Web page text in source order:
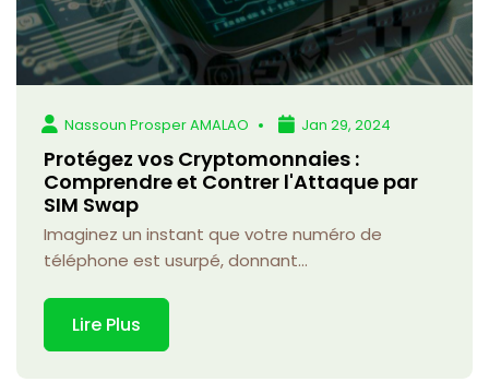
Nassoun Prosper AMALAO Jan 29, 2024
Protégez vos Cryptomonnaies :
Comprendre et Contrer l'Attaque par
SIM Swap
Imaginez un instant que votre numéro de
téléphone est usurpé, donnant...
Lire Plus